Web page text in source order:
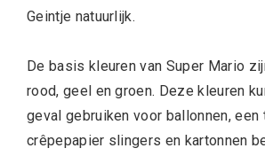
Geintje natuurlijk.
De basis kleuren van Super Mario
rood, geel en groen. Deze kleuren
geval gebruiken voor ballonnen,
crêpepapier slingers en kartonnen